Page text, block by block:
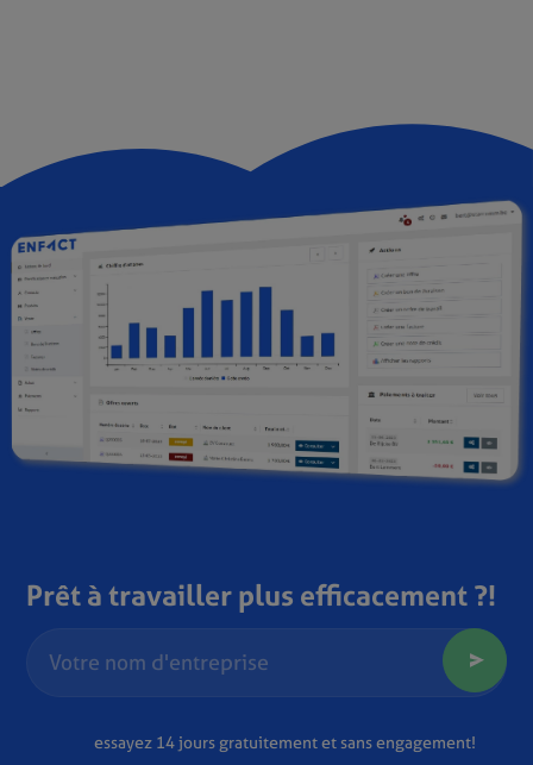
Prêt à travailler plus efficacement ?!
essayez 14 jours gratuitement et sans engagement!